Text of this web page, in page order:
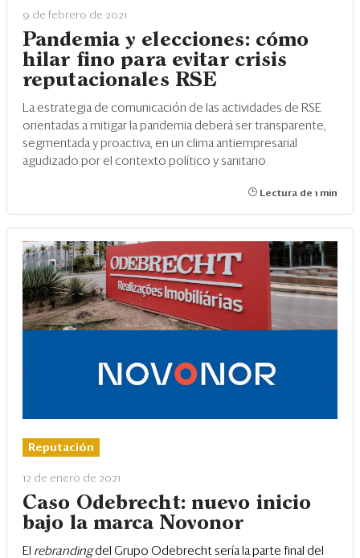
9 de febrero de 2021
Pandemia y elecciones: cómo
hilar fino para evitar crisis
reputacionales RSE
La estrategia de comunicación de las actividades de RSE
orientadas a mitigar la pandemia deberá ser transparente,
segmentada y proactiva, en un clima antiempresarial
agudizado por el contexto político y sanitario.
Lectura de 1 min
Reputación
12 de enero de 2021
Caso Odebrecht: nuevo inicio
bajo la marca Novonor
El rebrandingdel Grupo Odebrecht sería la parte final del